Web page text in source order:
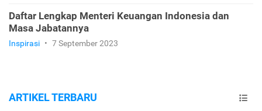
Daftar Lengkap Menteri Keuangan Indonesia dan
Masa Jabatannya
Inspirasi • 7 September 2023
ARTIKEL TERBARU